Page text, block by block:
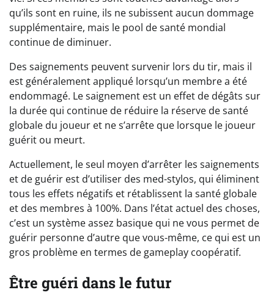
qu’ils sont en ruine, ils ne subissent aucun dommage
supplémentaire, mais le pool de santé mondial
continue de diminuer.
Des saignements peuvent survenir lors du tir, mais il
est généralement appliqué lorsqu’un membre a été
endommagé. Le saignement est un effet de dégâts sur
la durée qui continue de réduire la réserve de santé
globale du joueur et ne s’arrête que lorsque le joueur
guérit ou meurt.
Actuellement, le seul moyen d’arrêter les saignements
et de guérir est d’utiliser des med-stylos, qui éliminent
tous les effets négatifs et rétablissent la santé globale
et des membres à 100%. Dans l’état actuel des choses,
c’est un système assez basique qui ne vous permet de
guérir personne d’autre que vous-même, ce qui est un
gros problème en termes de gameplay coopératif.
Être guéri dans le futur